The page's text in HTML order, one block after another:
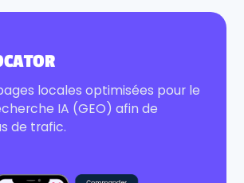
locales optimisées pour le
IA (GEO) afin de
de trafic.